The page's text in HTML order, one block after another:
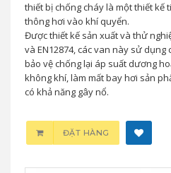
thiết bị chống cháy là một thiết kế
thông hơi vào khí quyển.
Được thiết kế sản xuất và thử
và EN12874, các van này sử dụng
bảo vệ chống lại áp suất dương
không khí, làm mất bay hơi sản
có khả năng gây nổ.
ĐẶT HÀNG